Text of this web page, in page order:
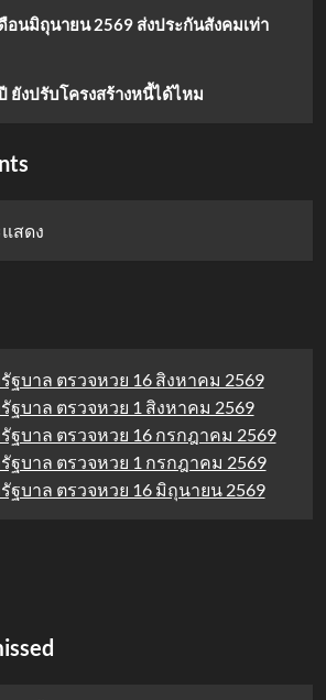
อนมิถุนายน 2569 ส่งประกันสังคมเท่า
ยังปรับโครงสร้างหนี้ได้ไหม
สดง
ฐบาล ตรวจหวย 16 สิงหาคม 2569
ฐบาล ตรวจหวย 1 สิงหาคม 2569
ฐบาล ตรวจหวย 16 กรกฎาคม 2569
ฐบาล ตรวจหวย 1 กรกฎาคม 2569
ฐบาล ตรวจหวย 16 มิถุนายน 2569